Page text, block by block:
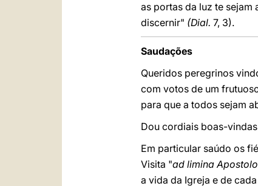
as portas da luz te sejam
discernir" (Dial. 7, 3).
Saudações
Queridos peregrinos
com votos de um
para que a todos sejam
Dou cordiais boas-
Em particular saúdo os
Visita "ad limina
a vida da Igreja e de